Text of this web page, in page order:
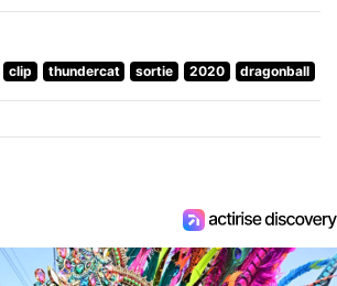
clip thundercat sortie 2020 dragonball